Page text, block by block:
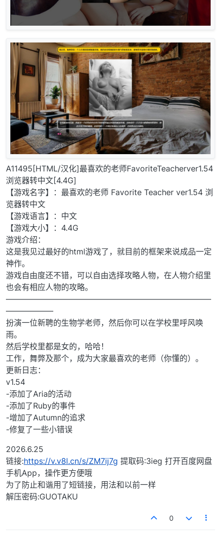
A11495[HTML/汉化]最喜欢的老师FavoriteTeacherver1.54
浏览器转中文[4.4G]
【游戏名字】：最喜欢的老师 Favorite Teacher ver1.54 浏
览器转中文
【游戏语言】：中文
【游戏大小】：4.4G
游戏介绍：
这是我见过最好的html游戏了，就目前的框架来说成品一定
神作。
游戏自由度还不错，可以自由选择攻略人物，在人物介绍里
也会有相应人物的攻略。
——————————————————————————
——————
扮演一位新聘的生物学老师，然后你可以在学校里呼风唤
雨。
然后学校里都是女的，哈哈！
工作，舞弊及那个，成为大家最喜欢的老师（你懂的）。
更新日志：
v1.54
-添加了Aria的活动
-添加了Ruby的事件
-增加了Autumn的追求
-修复了一些小错误
2026.6.25
链接:https://v.v8l.cn/s/ZM7ij7g 提取码:3ieg 打开百度网盘
手机App，操作更方便哦
为了防止和谐用了短链接，用法和以前一样
解压密码:GUOTAKU
0